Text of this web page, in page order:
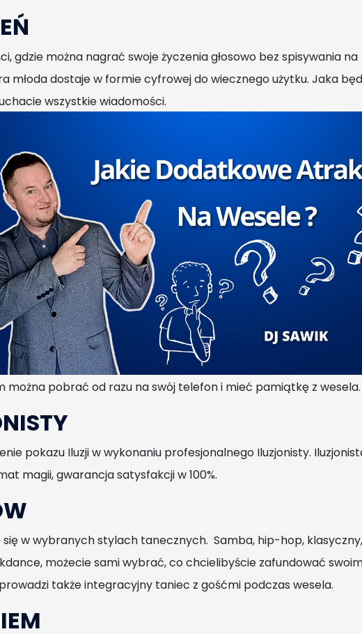
gdzie można nagrać swoje życzenia głosowo bez spisywania na
młoda dostaje w formie cyfrowej do wiecznego użytku. Jaka
wszystkie wiadomości.
przez gości karteczki z życzeniami czy miłym słowem. Są
wybrać przy zamówieniu.
EM
zdjęcia z Waszymi gośćmi. Zdjęcia są drukowane od razu,
gośćmi. Zazwyczaj robi się po dwa zdjęcia i jedno
księgi gości lub zostawiając w umówionym miejscu.
STOPNI
robi ujęcia dookoła stojącej na podeście osoby ,tworząc
można pobrać od razu na swój telefon i mieć pamiątkę z wesela.
pokazu Iluzji w wykonaniu profesjonalnego Iluzjonisty.
magii, gwarancja satysfakcji w 100%.
w wybranych stylach tanecznych. Samba, hip-hop, klasyczny,
możecie sami wybrać, co chcielibyście zafundować
także integracyjny taniec z gośćmi podczas wesela.